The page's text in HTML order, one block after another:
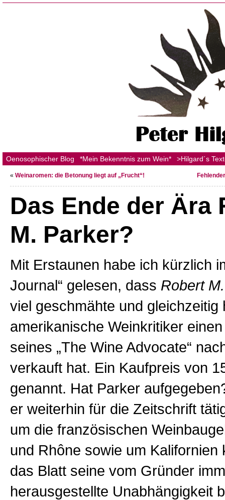
Oenosophischer Blog *Mein Bekenntnis zum Wein* >Hilgard´s
« Weinaromen: die Betonung liegt auf „Frucht“!
Das Ende der Ära
M. Parker?
Mit Erstaunen habe ich kürzlich
Journal“ gelesen, dass Robert
viel geschmähte und gleichzeitig
amerikanische Weinkritiker
seines „The Wine Advocate“
verkauft hat. Ein Kaufpreis von
genannt. Hat Parker
er weiterhin für die Zeitschrift
um die französischen
und Rhône sowie um Kalifornien
das Blatt seine vom Gründer
herausgestellte Unabhängigkeit